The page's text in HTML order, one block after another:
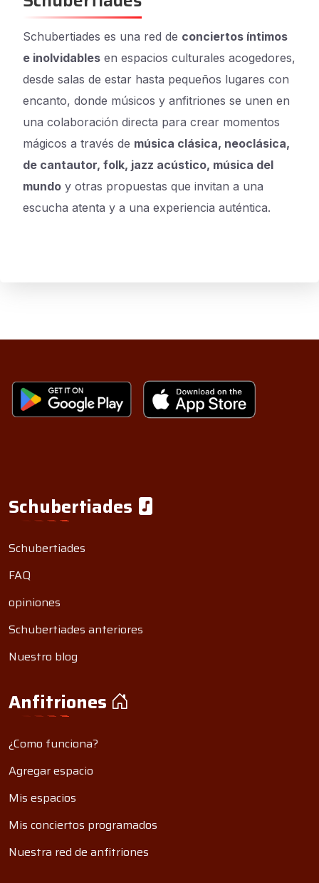
Schubertiades es una red de conciertos íntimos
e inolvidables en espacios culturales acogedores,
desde salas de estar hasta pequeños lugares con
encanto, donde músicos y anfitriones se unen en
una colaboración directa para crear momentos
mágicos a través de música clásica, neoclásica,
de cantautor, folk, jazz acústico, música del
mundo y otras propuestas que invitan a una
escucha atenta y a una experiencia auténtica.
Schubertiades
Schubertiades
FAQ
opiniones
Schubertiades anteriores
Nuestro blog
Anfitriones
¿Como funciona?
Agregar espacio
Mis espacios
Mis conciertos programados
Nuestra red de anfitriones